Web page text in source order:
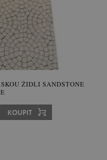
ŽIDLI SANDSTONE
KOUPIT